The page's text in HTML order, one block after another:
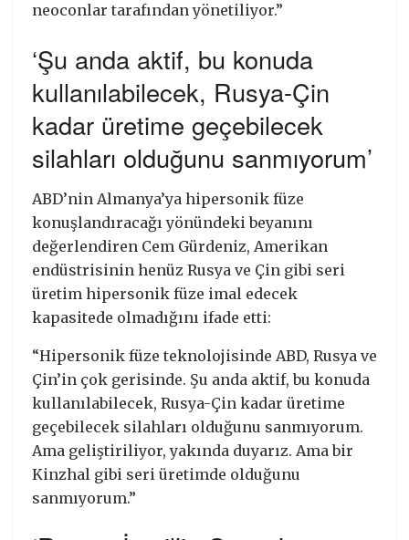
neoconlar tarafından yönetiliyor.”
‘Şu anda aktif, bu konuda
kullanılabilecek, Rusya-Çin
kadar üretime geçebilecek
silahları olduğunu sanmıyorum’
ABD’nin Almanya’ya hipersonik füze
konuşlandıracağı yönündeki beyanını
değerlendiren Cem Gürdeniz, Amerikan
endüstrisinin henüz Rusya ve Çin gibi seri
üretim hipersonik füze imal edecek
kapasitede olmadığını ifade etti:
“Hipersonik füze teknolojisinde ABD, Rusya ve
Çin’in çok gerisinde. Şu anda aktif, bu konuda
kullanılabilecek, Rusya-Çin kadar üretime
geçebilecek silahları olduğunu sanmıyorum.
Ama geliştiriliyor, yakında duyarız. Ama bir
Kinzhal gibi seri üretimde olduğunu
sanmıyorum.”